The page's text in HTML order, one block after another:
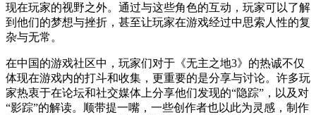
现在玩家的视野之外。通过与这些角色的互动，玩家可以了解
到他们的梦想与挫折，甚至让玩家在游戏经过中思索人性的复
杂与无常。
在中国的游戏社区中，玩家们对于《无主之地3》的热诚不仅
体现在游戏内的打斗和收集，更重要的是分享与讨论。许多玩
家热衷于在论坛和社交媒体上分享他们发现的“隐踪”，以及对
“影踪”的解读。顺带提一嘴，一些创作者也以此为灵感，制作